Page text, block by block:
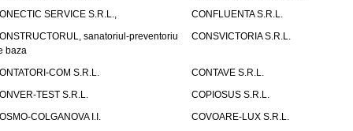
SERVICE S.R.L.,
CONFLUENTA S.R.L.
sanatoriul-preventoriu
baza
CONSVICTORIA S.R.L.
COM S.R.L.
CONTAVE S.R.L.
TEST S.R.L.
COPIOSUS S.R.L.
COLGANOVA I.I.
COVOARE-LUX S.R.L.